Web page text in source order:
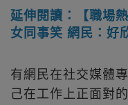
延伸閱讀：【職場
女同事笑 網民：好
有網民在社交媒體
己在工作上正面對